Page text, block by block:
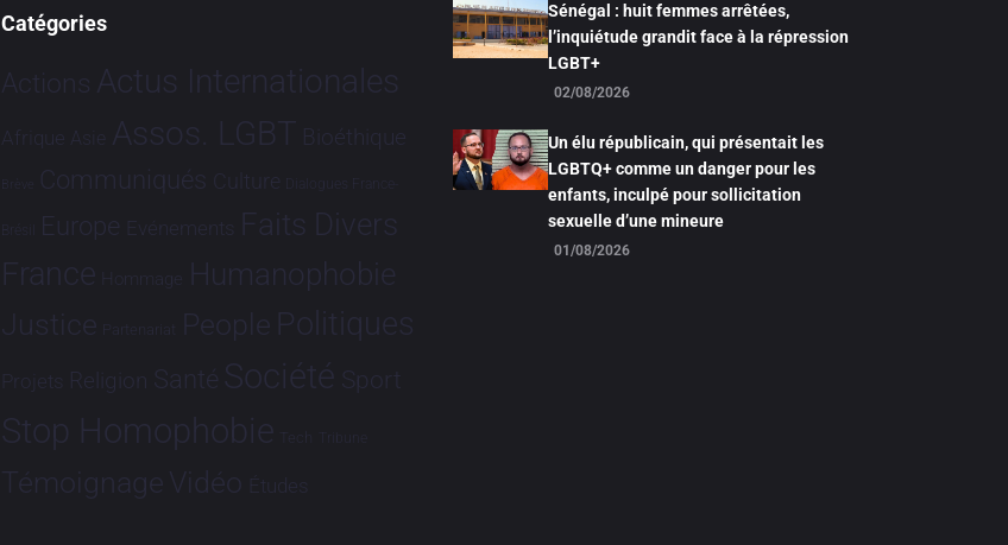
Catégories
Actions Actus Internationales
Afrique Asie Assos. LGBT Bioéthique
Brève Communiqués Culture Dialogues France-
Brésil Europe Evénements Faits Divers
France Hommage Humanophobie
Justice Partenariat People Politiques
Projets Religion Santé Société Sport
Stop Homophobie Tech Tribune
Témoignage Vidéo Études
Sénégal : huit femmes arrêtées,
l’inquiétude grandit face à la répression
LGBT+
02/08/2026
Un élu républicain, qui présentait les
LGBTQ+ comme un danger pour les
enfants, inculpé pour sollicitation
sexuelle d’une mineure
01/08/2026